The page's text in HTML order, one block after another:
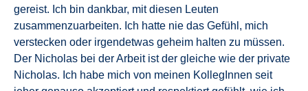
gereist. Ich bin dankbar, mit diesen Leuten
zusammenzuarbeiten. Ich hatte nie das Gefühl, mich
verstecken oder irgendetwas geheim halten zu müssen.
Der Nicholas bei der Arbeit ist der gleiche wie der private
Nicholas. Ich habe mich von meinen KollegInnen seit